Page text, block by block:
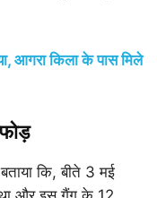
आगरा किला के पास मिले
कि, बीते 3 मई